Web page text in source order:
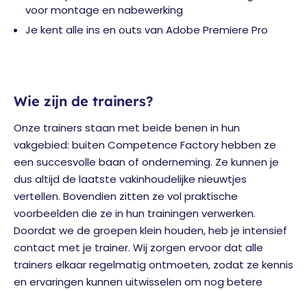
voor montage en nabewerking
Je kent alle ins en outs van Adobe Premiere Pro
Wie zijn de trainers?
Onze trainers staan met beide benen in hun
vakgebied: buiten Competence Factory hebben ze
een succesvolle baan of onderneming. Ze kunnen je
dus altijd de laatste vakinhoudelijke nieuwtjes
vertellen. Bovendien zitten ze vol praktische
voorbeelden die ze in hun trainingen verwerken.
Doordat we de groepen klein houden, heb je intensief
contact met je trainer. Wij zorgen ervoor dat alle
trainers elkaar regelmatig ontmoeten, zodat ze kennis
en ervaringen kunnen uitwisselen om nog betere